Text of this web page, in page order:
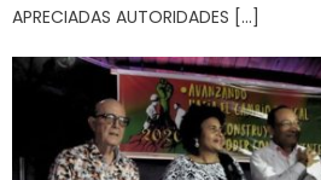
APRECIADAS AUTORIDADES […]